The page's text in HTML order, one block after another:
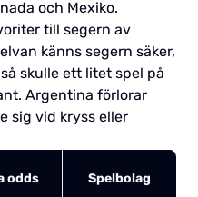
och Mexiko.
till segern av
känns segern säker,
skulle ett litet spel på
Argentina förlorar
sig vid kryss eller
odds Spelbolag